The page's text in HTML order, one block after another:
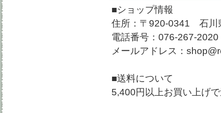
■ショップ情報
住所：〒920-0341 石川
電話番号：076-267-2020
メールアドレス：
■送料について
5,400円以上お買い上げ